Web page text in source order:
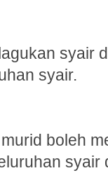
syair
syair.
boleh
syair